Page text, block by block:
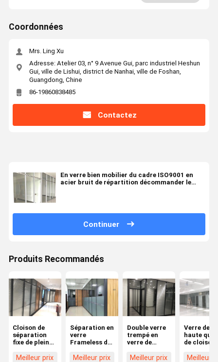
Coordonnées
Mrs. Ling Xu
Adresse: Atelier 03, n° 9 Avenue Gui, parc industriel Heshun
Gui, ville de Lishui, district de Nanhai, ville de Foshan,
Guangdong, Chine
86-19860838485
Contactez
En verre bien mobilier du cadre ISO9001 en
acier bruit de répartition décommander le
Continuer
Produits Recommandés
Cloison de
séparation
fixe de plein
bureau en
Meilleur prix
Séparation en
verre
Frameless de
de pleine
Meilleur prix
Double verre
trempé en
verre de
séparation
Meilleur prix
Verre de
haute
de
verre de
Meilleur